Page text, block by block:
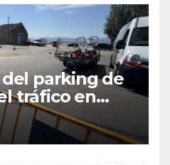
parking de
tráfico en